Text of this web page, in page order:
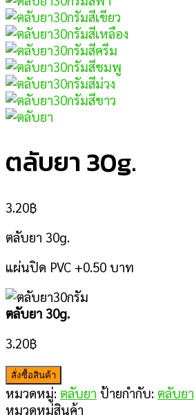
ตลับยา 30g.
3.20฿
ตลับยา 30g.
แผ่นปิด PVC +0.50 บาท
ตลับยา 30g.
3.20฿
สั่งซื้อสินค้า
หมวดหมู่: ตลับยา ป้ายกำกับ: ตลับยา
หมวดหมู่สินค้า